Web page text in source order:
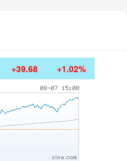
+39.68 +1.02%